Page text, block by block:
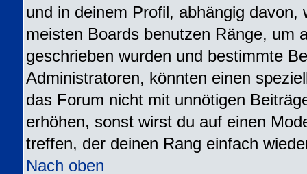
und in deinem Profil, abhängig
meisten Boards benutzen Ränge, um
geschrieben wurden und bestimmte
Administratoren, könnten einen
das Forum nicht mit unnötigen
erhöhen, sonst wirst du auf einen
treffen, der deinen Rang einfach
Nach oben